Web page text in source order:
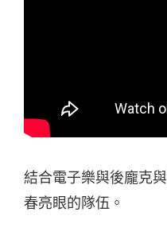
結合電子樂與後龐克
春亮眼的隊伍。